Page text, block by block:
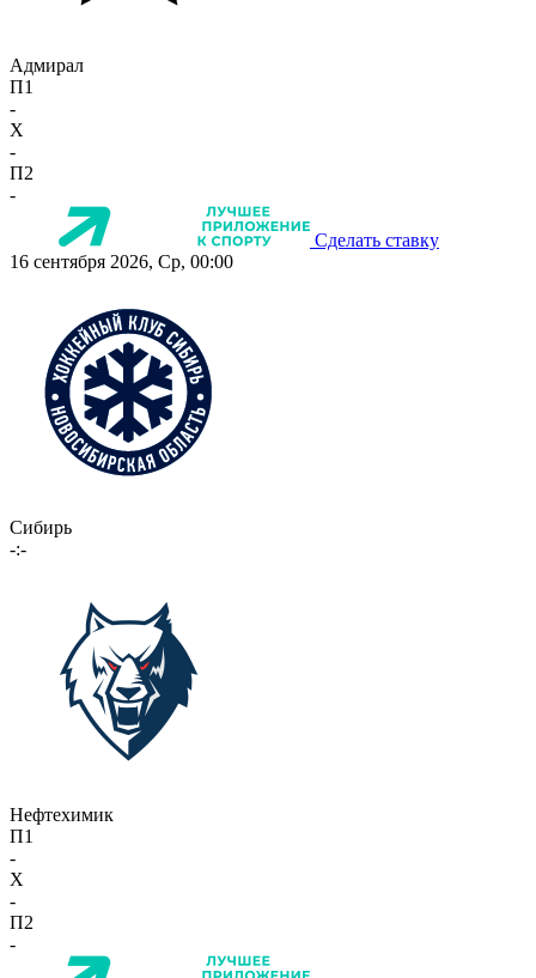
Адмирал
П1
-
X
-
П2
-
Сделать ставку
16 сентября 2026, Ср, 00:00
Сибирь
-:-
Нефтехимик
П1
-
X
-
П2
-